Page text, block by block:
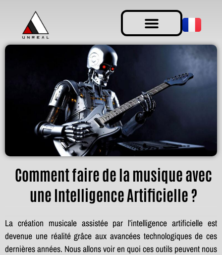
Comment faire de la musique avec
une Intelligence Artificielle ?
La création musicale assistée par l’intelligence artificielle est
devenue une réalité grâce aux avancées technologiques de ces
dernières années. Nous allons voir en quoi ces outils peuvent nous